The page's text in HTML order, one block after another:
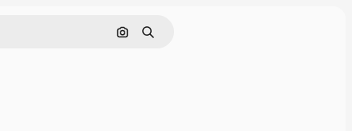
Nach Bild suchen
Suchen